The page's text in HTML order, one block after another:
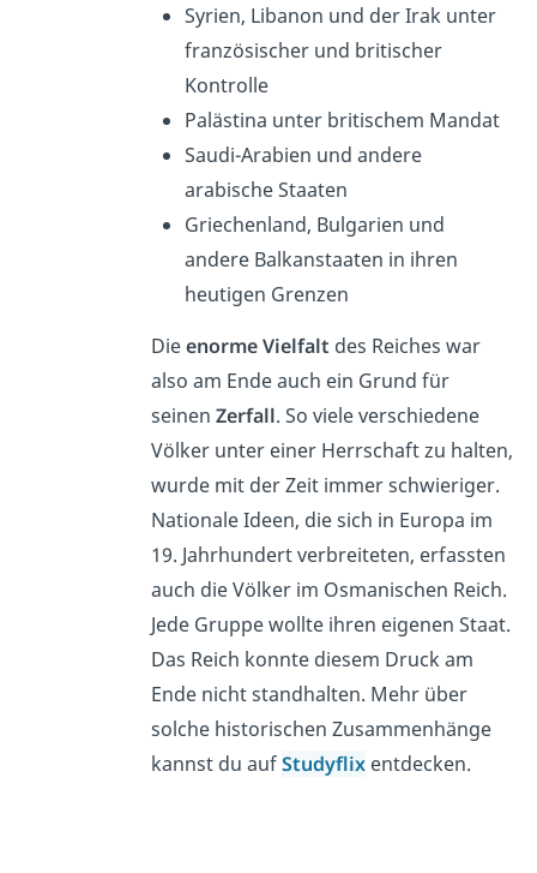
Syrien, Libanon und der Irak unter
französischer und britischer
Kontrolle
Palästina unter britischem Mandat
Saudi-Arabien und andere
arabische Staaten
Griechenland, Bulgarien und
andere Balkanstaaten in ihren
heutigen Grenzen
Dieenorme Vielfalt des Reiches war
also am Ende auch ein Grund für
seinen Zerfall. So viele verschiedene
Völker unter einer Herrschaft zu halten,
wurde mit der Zeit immer schwieriger.
Nationale Ideen, die sich in Europa im
19. Jahrhundert verbreiteten, erfassten
auch die Völker im Osmanischen Reich.
Jede Gruppe wollte ihren eigenen Staat.
Das Reich konnte diesem Druck am
Ende nicht standhalten. Mehr über
solche historischen Zusammenhänge
kannst du aufStudyflixentdecken.